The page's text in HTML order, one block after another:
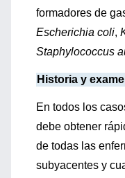
formadores de
Escherichia coli,
Staphylococcus
Historia y
En todos los
debe obtener
de todas las
subyacentes y